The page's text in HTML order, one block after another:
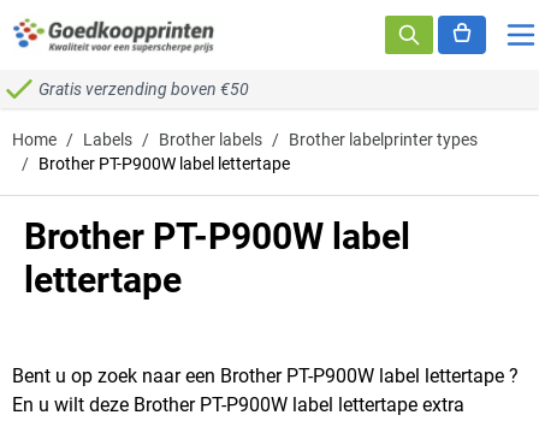
Ga naar de inhoud
Gratis verzending boven €50
Home / Labels / Brother labels / Brother labelprinter types
/ Brother PT-P900W label lettertape
Brother PT-P900W label
lettertape
Bent u op zoek naar een Brother PT-P900W label lettertape ?
En u wilt deze Brother PT-P900W label lettertape extra